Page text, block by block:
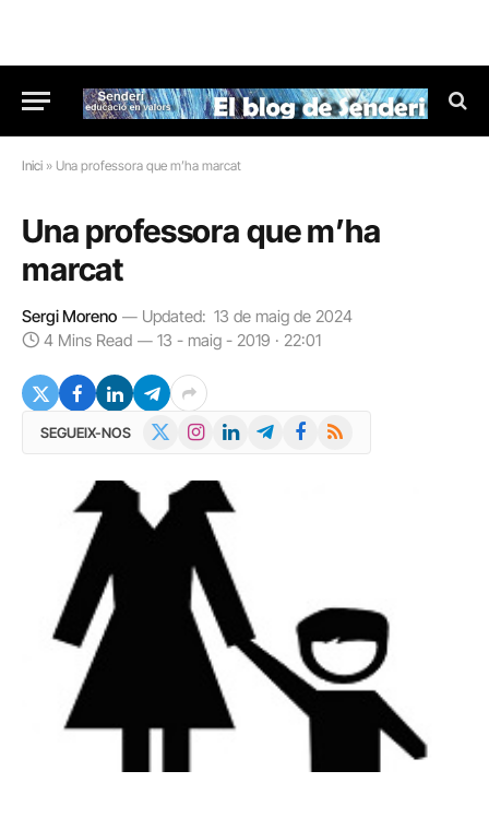
Inici » Una professora que m’ha marcat
Una professora que m’ha
marcat
Sergi Moreno Updated: 13 de maig de 2024
4 Mins Read
13 - maig - 2019 · 22:01
SEGUEIX-NOS InstagramLinkedInTelegramFacebook
RSS